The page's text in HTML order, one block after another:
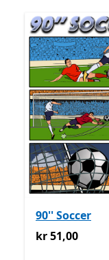
90'' Soccer
kr 51,00
kr 51,00